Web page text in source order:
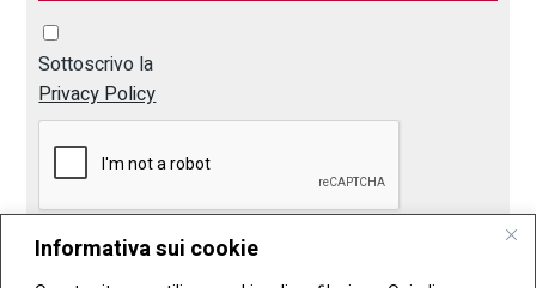
Informativa sui cookie
Sottoscrivo la
Privacy Policy